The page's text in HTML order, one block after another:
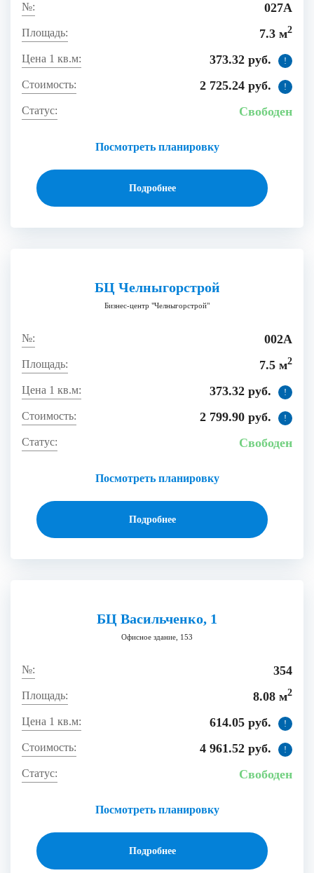
027А
7.3 м2
373.32 руб. !
2 725.24 руб. !
Посмотреть планировку
Свободен
Подробнее
БЦ Челныгорстрой
Бизнес-центр "Челныгорстрой"
002А
7.5 м2
373.32 руб. !
2 799.90 руб. !
Посмотреть планировку
Свободен
Подробнее
БЦ Васильченко, 1
Офисное здание, 153
354
8.08 м2
614.05 руб. !
4 961.52 руб. !
Посмотреть планировку
Свободен
Подробнее